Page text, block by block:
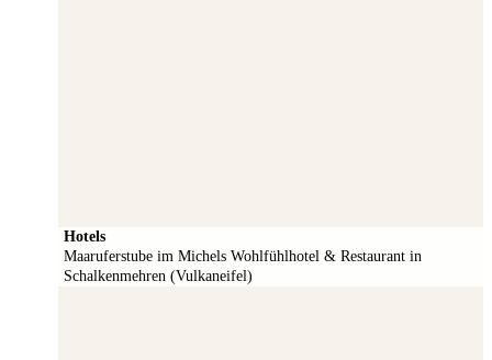
Hotels
Maaruferstube im Michels Wohlfühlhotel & Restaurant in
Schalkenmehren (Vulkaneifel)